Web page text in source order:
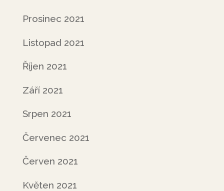
Prosinec 2021
Listopad 2021
Říjen 2021
Září 2021
Srpen 2021
Červenec 2021
Červen 2021
Květen 2021